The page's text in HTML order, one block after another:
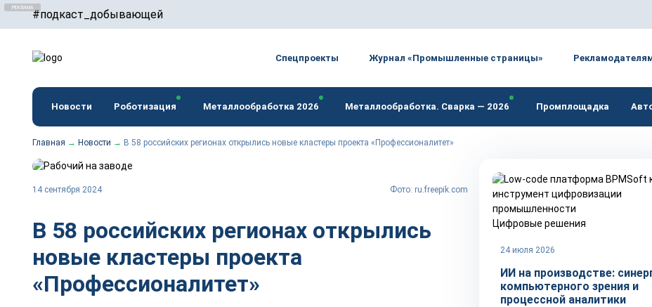
#подкаст_добывающей
erid: F7NfYUJCUneTVxVUwxTu
Спецпроекты Журнал «Промышленные страницы»
Новости Роботизация Металлообработка 2026 Металлообработка. Сварка — 2026 Промплощадка
Главная → Новости → В 58 российских регионах открылись новые кластеры проекта «Профессионалитет»
14 сентября 2024 Фото: ru.freepik.com
В 58 российских регионах открылись
новые кластеры проекта
«Профессионалитет»
Цифровые решения
24 июля 2026
ИИ на производстве:
компьютерного зрения и
процессной аналитики